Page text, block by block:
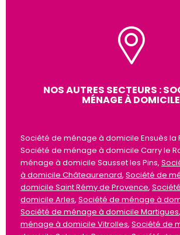
NOS AUTRES SECTEURS :
MÉNAGE À DOMICILE
Société de ménage à domicile Ensuès la
Société de ménage à domicile Carry le
ménage à domicile Sausset les Pins,
à domicile Châteaurenard, Société de
domicile Saint Rémy de Provence,
domicile Arles, Société de ménage à
Société de ménage à domicile Martigues,
ménage à domicile Vitrolles, Société de